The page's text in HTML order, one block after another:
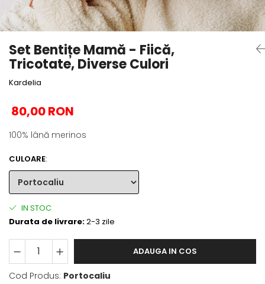
Set Bentițe Mamă - Fiică,
Tricotate, Diverse Culori
Kardelia
80,00 RON
100% lână merinos
CULOARE:
IN STOC
Durata de livrare:2-3 zile
ADAUGA IN COS
Cod Produs: Portocaliu